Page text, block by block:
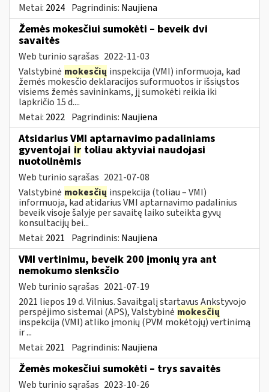
Metai: 2024 Pagrindinis: Naujiena
Žemės mokesčiui sumokėti – beveik dvi
savaitės
Web turinio sąrašas 2022-11-03
Valstybinė mokesčių inspekcija (VMI) informuoja, kad
žemės mokesčio deklaracijos suformuotos ir išsiųstos
visiems žemės savininkams, jį sumokėti reikia iki
lapkričio 15 d....
Metai: 2022 Pagrindinis: Naujiena
Atsidarius VMI aptarnavimo padaliniams
gyventojai ir toliau aktyviai naudojasi
nuotolinėmis
Web turinio sąrašas 2021-07-08
Valstybinė mokesčių inspekcija (toliau – VMI)
informuoja, kad atidarius VMI aptarnavimo padalinius
beveik visoje šalyje per savaitę laiko suteikta gyvų
konsultacijų bei...
Metai: 2021 Pagrindinis: Naujiena
VMI vertinimu, beveik 200 įmonių yra ant
nemokumo slenksčio
Web turinio sąrašas 2021-07-19
2021 liepos 19 d. Vilnius. Savaitgalį startavus Ankstyvojo
perspėjimo sistemai (APS), Valstybinė mokesčių
inspekcija (VMI) atliko įmonių (PVM mokėtojų) vertinimą
ir ...
Metai: 2021 Pagrindinis: Naujiena
Žemės mokesčiui sumokėti – trys savaitės
Web turinio sąrašas 2023-10-26